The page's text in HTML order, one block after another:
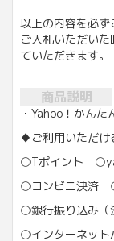
以上の内容を必
ご入札いただい
ていただきます。
商品説明
・Yahoo！かんた
♦ご利用いただ
○Tポイント
○コンビニ決済
○銀行振り込み（
○インターネット